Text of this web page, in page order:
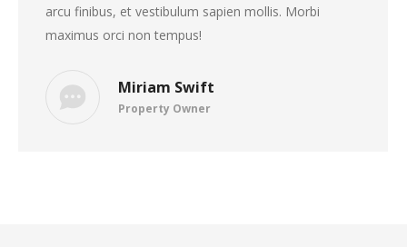
Miriam Swift
Property Owner
arcu finibus, et vestibulum sapien mollis. Morbi
maximus orci non tempus!